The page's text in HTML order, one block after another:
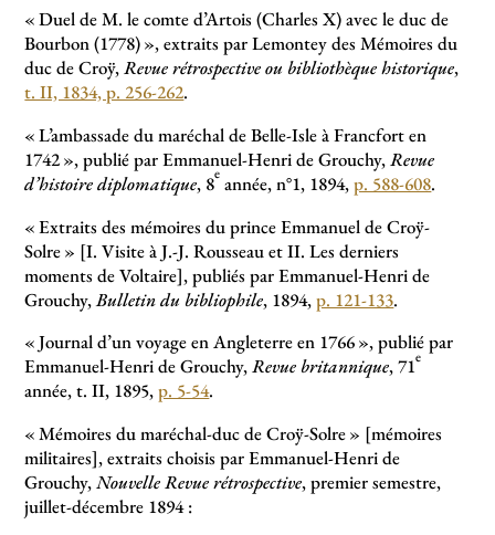
«Duel de M. le comte d’Artois (Charles X) avec le duc de
Bourbon (1778)», extraits par Lemontey des Mémoires du
duc de Croÿ,Revue rétrospective ou bibliothèque historique,
t. II, 1834, p. 256-262.
«L’ambassade du maréchal de Belle-Isle à Francfort en
1742», publié par Emmanuel-Henri de Grouchy,Revue
d’histoire diplomatique, 8e année, n°1, 1894,p. 588-608.
«Extraits des mémoires du prince Emmanuel de Croÿ-
Solre» [I. Visite à J.-J. Rousseau et II. Les derniers
moments de Voltaire], publiés par Emmanuel-Henri de
Grouchy,Bulletin du bibliophile, 1894,p. 121-133.
«Journal d’un voyage en Angleterre en 1766», publié par
Emmanuel-Henri de Grouchy,Revue britannique, 71e
année, t. II, 1895,p. 5-54.
«Mémoires du maréchal-duc de Croÿ-Solre» [mémoires
militaires], extraits choisis par Emmanuel-Henri de
Grouchy,Nouvelle Revue rétrospective, premier semestre,
juillet-décembre 1894 :